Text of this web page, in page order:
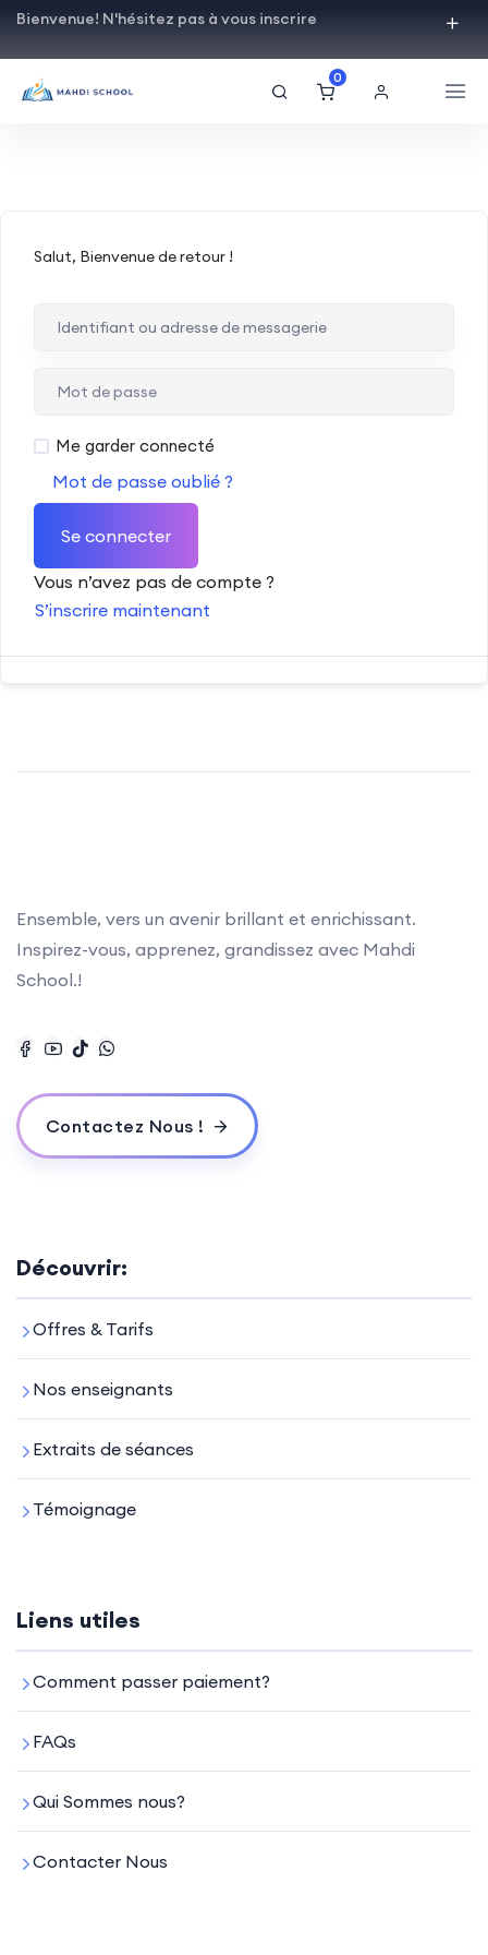
Bienvenue! N'hésitez pas à vous inscrire
0
Salut, Bienvenue de retour !
Me garder connecté
Mot de passe oublié ?
Se connecter
Vous n’avez pas de compte ?
S’inscrire maintenant
Ensemble, vers un avenir brillant et enrichissant.
Inspirez-vous, apprenez, grandissez avec Mahdi
School.!
Contactez Nous !
Découvrir:
Offres & Tarifs
Nos enseignants
Extraits de séances
Témoignage
Liens utiles
Comment passer paiement?
FAQs
Qui Sommes nous?
Contacter Nous